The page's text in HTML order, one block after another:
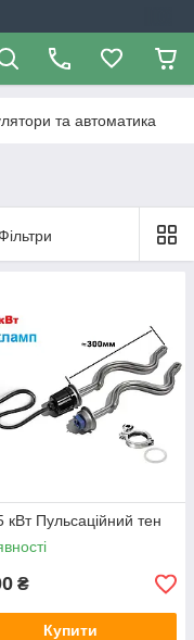
та автоматика
кВт Пульсаційний тен
₴
Купити